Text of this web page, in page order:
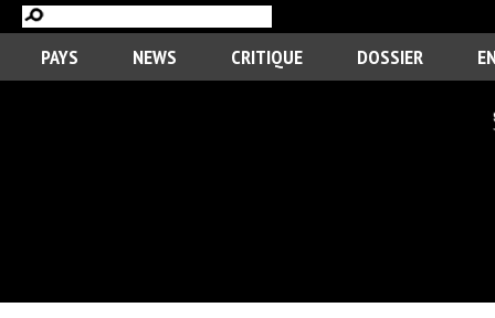
PAYS NEWS CRITIQUE DOSSIER